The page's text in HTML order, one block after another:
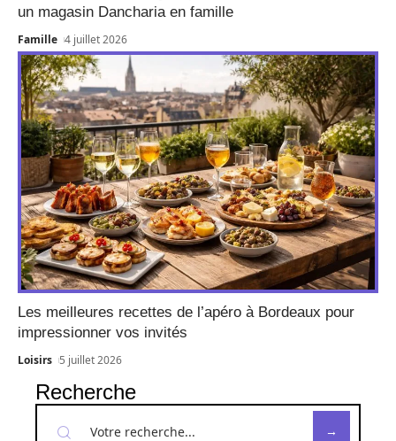
un magasin Dancharia en famille
Famille 4 juillet 2026
Les meilleures recettes de l’apéro à Bordeaux pour
impressionner vos invités
Loisirs 5 juillet 2026
Recherche